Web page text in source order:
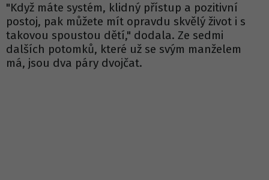
"Když máte systém, klidný přístup a pozitivní
postoj, pak můžete mít opravdu skvělý život i s
takovou spoustou dětí," dodala. Ze sedmi
dalších potomků, které už se svým manželem
má, jsou dva páry dvojčat.